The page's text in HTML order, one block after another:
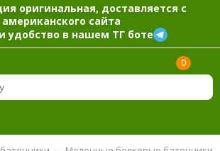
оригинальная, доставляется с
американского сайта
удобство в нашем ТГ боте
0